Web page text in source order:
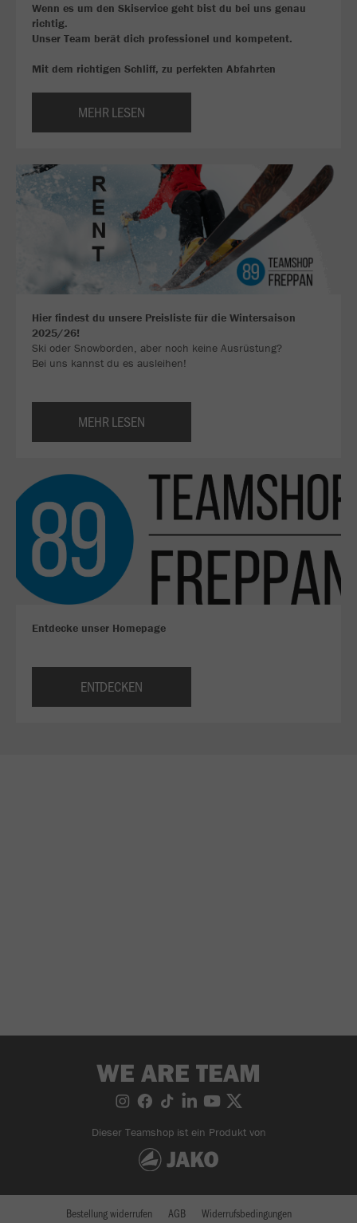
Wenn es um den Skiservice geht bist du bei uns genau
richtig.
Unser Team berät dich professionel und kompetent.
Mit dem richtigen Schliff, zu perfekten Abfahrten
MEHR LESEN
Hier findest du unsere Preisliste für die Wintersaison
2025/26!
Ski oder Snowborden, aber noch keine Ausrüstung?
Bei uns kannst du es ausleihen!
MEHR LESEN
Entdecke unser Homepage
ENTDECKEN
WE ARE TEAM
Dieser Teamshop ist ein Produkt von
Bestellung widerrufen AGB Widerrufsbedingungen